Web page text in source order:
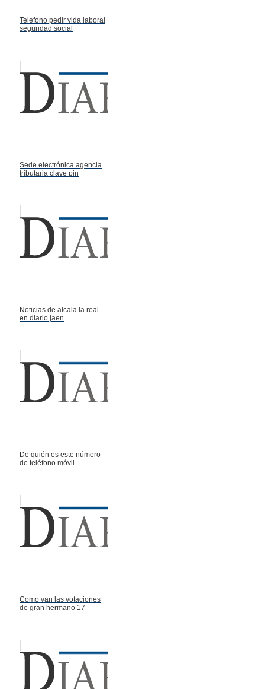
Telefono pedir vida laboral
seguridad social
Sede electrónica agencia
tributaria clave pin
Noticias de alcala la real
en diario jaen
De quién es este número
de teléfono móvil
Como van las votaciones
de gran hermano 17